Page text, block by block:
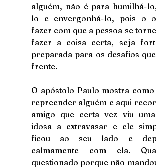
alguém, não é para humilhá-
lo e envergonhá-lo, pois o
fazer com que a pessoa se
fazer a coisa certa, seja
preparada para os desafios
frente.
O apóstolo Paulo mostra
repreender alguém e aqui
amigo que certa vez viu
idosa a extravasar e ele
ficou ao seu lado e
calmamente com ela.
questionado porque não